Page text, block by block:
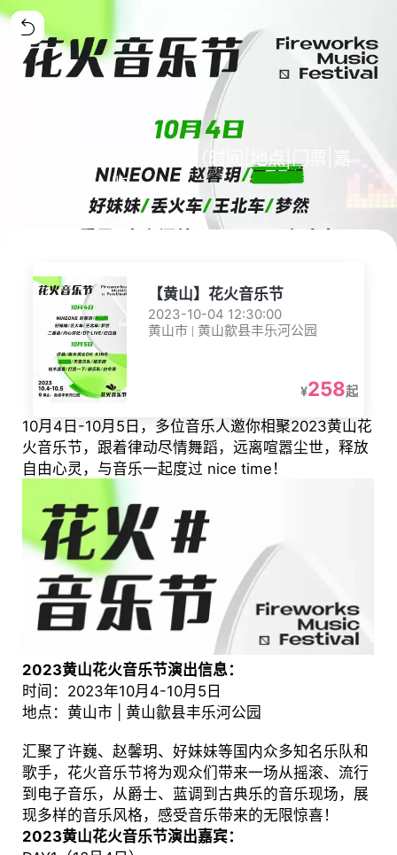
2023黄山花火音乐节（时间|地点|门票|嘉
宾）信息一览
【黄山】花火音乐节
2023-10-04 12:30:00
黄山市 | 黄山歙县丰乐河公园
¥258起
10月4日-10月5日，多位音乐人邀你相聚2023黄山花
火音乐节，跟着律动尽情舞蹈，远离喧嚣尘世，释放
自由心灵，与音乐一起度过 nice time！
2023黄山花火音乐节演出信息：
时间：2023年10月4-10月5日
地点：黄山市 | 黄山歙县丰乐河公园
汇聚了许巍、赵馨玥、好妹妹等国内众多知名乐队和
歌手，花火音乐节将为观众们带来一场从摇滚、流行
到电子音乐，从爵士、蓝调到古典乐的音乐现场，展
现多样的音乐风格，感受音乐带来的无限惊喜！
2023黄山花火音乐节演出嘉宾：